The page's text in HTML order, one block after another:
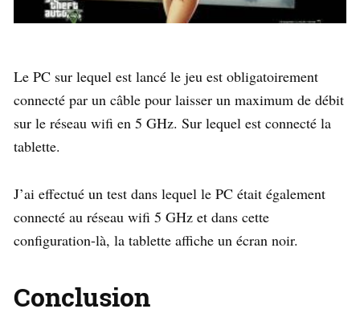
Le PC sur lequel est lancé le jeu est obligatoirement
connecté par un câble pour laisser un maximum de débit
sur le réseau wifi en 5 GHz. Sur lequel est connecté la
tablette.
J’ai effectué un test dans lequel le PC était également
connecté au réseau wifi 5 GHz et dans cette
configuration-là, la tablette affiche un écran noir.
Conclusion